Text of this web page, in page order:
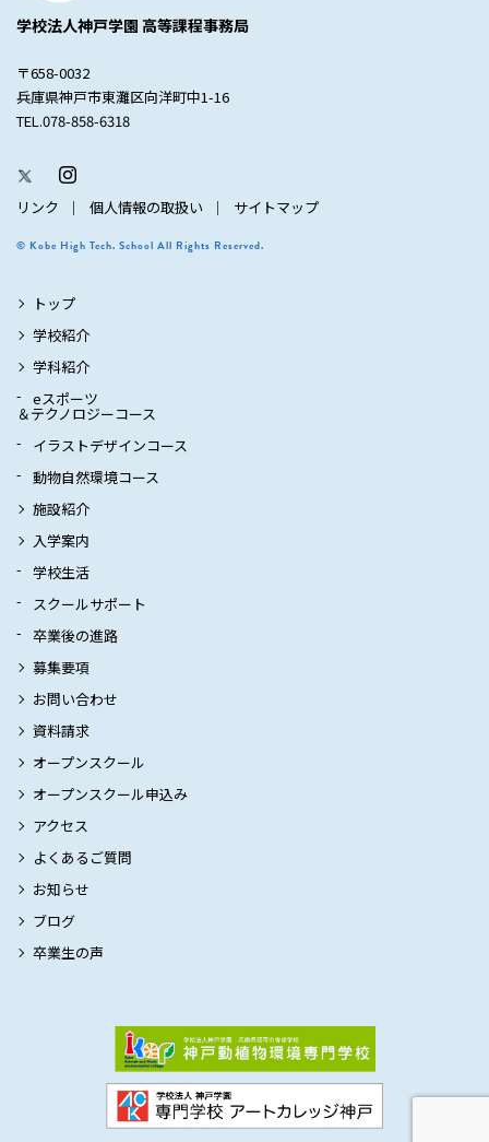
学校法人神戸学園 高等課程事務局
〒658-0032
兵庫県神戸市東灘区向洋町中1-16
TEL.078-858-6318
リンク 個人情報の取扱い サイトマップ
© Kobe High Tech. School All Rights Reserved.
トップ
学校紹介
学科紹介
eスポーツ
＆テクノロジーコース
イラストデザインコース
動物自然環境コース
施設紹介
入学案内
学校生活
スクールサポート
卒業後の進路
募集要項
お問い合わせ
資料請求
オープンスクール
オープンスクール申込み
アクセス
よくあるご質問
お知らせ
ブログ
卒業生の声